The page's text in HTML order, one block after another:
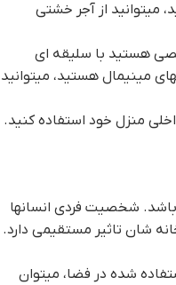
میتوانید از آجر خشتی
هستید با سلیقه ای
مینیمال هستید، میتوانید
منزل خود استفاده کنید.
باشد. شخصیت فردی انسانها
شان تاثیر مستقیمی دارد.
شده در فضا، میتوان